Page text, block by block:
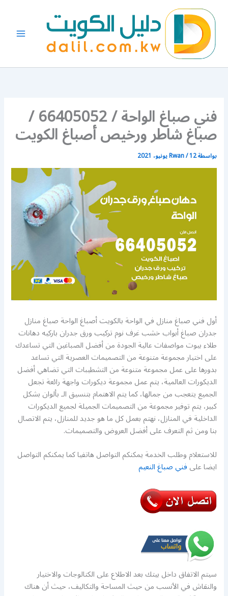
المحتوى
فني صباغ الواحة / 66405052 /
صباغ شاطر ورخيص أصباغ الكويت
بواسطة Rwan/12 يونيو، 2021
أول فني صباغ منازل في الواحة بالكويت أصباغ الواحة صباغ منازل
جدران صباغ أبواب خشب غرف نوم تركيب ورق جدران باركيه دهانات
طلاء بيوت مواصفات عالية الجودة من أفضل الصباغين التي تساعدك
على اختيار مجموعة متنوعة من التصميمات العصرية التي تساعد
بدورها على عمل مجموعة متنوعة من التشطيبات التي تضاهي أفضل
الديكورات العالمية، يتم عمل مجموعة ديكورات واجهة رائعة تجعل
الجميع يتعجب من جمالها، كما يتم الاهتمام بتنسيق الـ بألوان بشكل
كبير، يتم توفير مجموعة من التصميمات الجميلة لجميع الديكورات
الداخلية في المنازل، نهتم بعمل كل ما هو جديد للمنازل، يتم الاتصال
بنا ومن ثم التعرف على أفضل العروض والتصميمات.
للاستعلام وطلب الخدمة يمكنكم التواصل هاتفيا كما يمكنكم التواصل
ايضا علىفني صباغ النعيم
سيتم الاتفاق داخل بيتك بعد الاطلاع على الكتالوجات والاختيار
والنقاش في الأنسب من حيث المساحة والتكاليف، حيث أن هناك